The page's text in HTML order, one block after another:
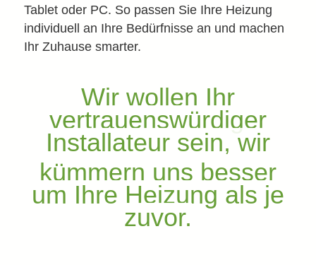
Tablet oder PC. So passen Sie Ihre Heizung
individuell an Ihre Bedürfnisse an und machen
Ihr Zuhause smarter.
Wir wollen Ihr
vertrauenswürdiger
Installateur sein, wir
kümmern uns besser
um Ihre Heizung als je
zuvor.